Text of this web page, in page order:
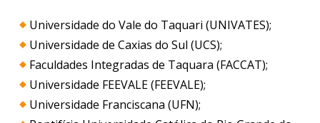
Universidade do Vale do Taquari (UNIVATES);
Universidade de Caxias do Sul (UCS);
Faculdades Integradas de Taquara (FACCAT);
Universidade FEEVALE (FEEVALE);
Universidade Franciscana (UFN);